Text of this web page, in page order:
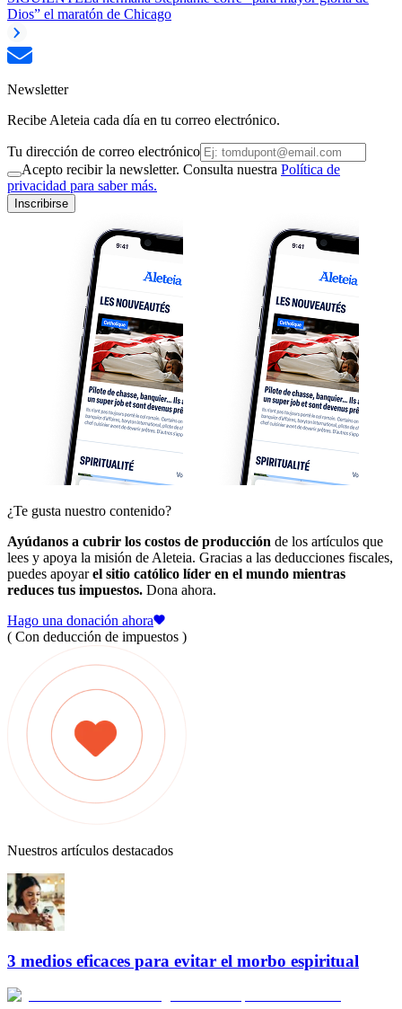
Dios” el maratón de Chicago
Newsletter
Recibe Aleteia cada día en tu correo electrónico.
Tu dirección de correo electrónico
Acepto recibir la newsletter. Consulta nuestra Política de
privacidad para saber más.
Inscribirse
¿Te gusta nuestro contenido?
Ayúdanos a cubrir los costos de producción de los artículos que
lees y apoya la misión de Aleteia. Gracias a las deducciones fiscales,
puedes apoyarel sitio católico líder en el mundo mientras
reduces tus impuestos. Dona ahora.
Hago una donación ahora
( Con deducción de impuestos )
Nuestros artículos destacados
3 medios eficaces para evitar el morbo espiritual